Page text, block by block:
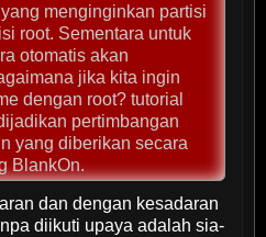
menginginkan partisi
root. Sementara untuk
otomatis akan
jika kita ingin
dengan root? tutorial
pertimbangan
yang diberikan secara
BlankOn.
dan dengan kesadaran
diikuti upaya adalah sia-